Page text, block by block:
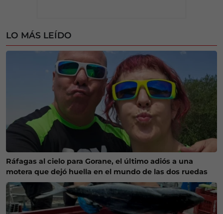
LO MÁS LEÍDO
Ráfagas al cielo para Gorane, el último adiós a una
motera que dejó huella en el mundo de las dos ruedas